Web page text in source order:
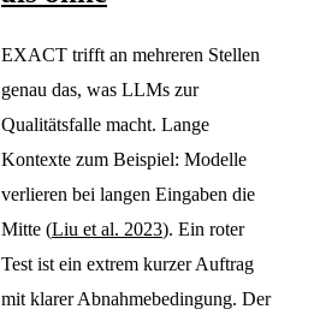
EXACT trifft an mehreren Stellen
genau das, was LLMs zur
Qualitätsfalle macht. Lange
Kontexte zum Beispiel: Modelle
verlieren bei langen Eingaben die
Mitte (Liu et al. 2023). Ein roter
Test ist ein extrem kurzer Auftrag
mit klarer Abnahmebedingung. Der